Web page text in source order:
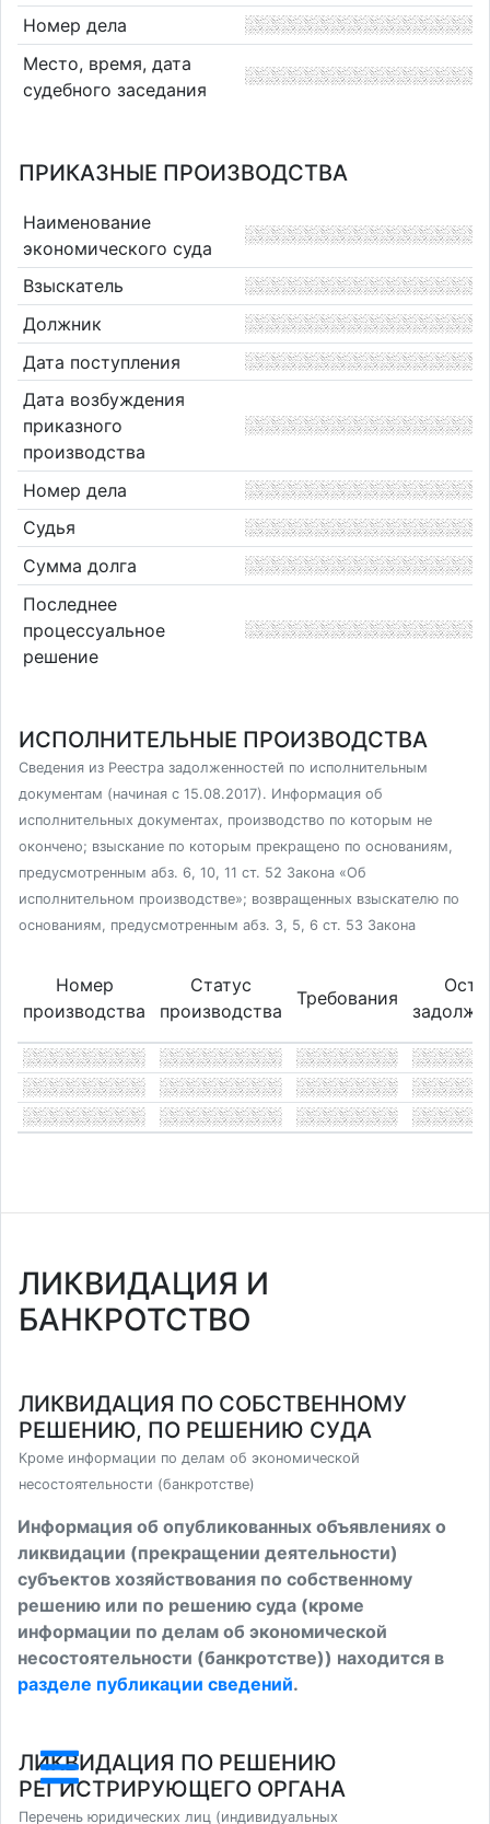
Номер дела
Место, время, дата
судебного заседания
ПРИКАЗНЫЕ ПРОИЗВОДСТВА
Наименование
экономического суда
Взыскатель
Должник
Дата поступления
Дата возбуждения
приказного
производства
Номер дела
Судья
Сумма долга
Последнее
процессуальное
решение
ИСПОЛНИТЕЛЬНЫЕ ПРОИЗВОДСТВА
Сведения из Реестра задолженностей по исполнительным
документам (начиная с 15.08.2017). Информация об
исполнительных документах, производство по которым не
окончено; взыскание по которым прекращено по основаниям,
предусмотренным абз. 6, 10, 11 ст. 52 Закона «Об
исполнительном производстве»; возвращенных взыскателю по
основаниям, предусмотренным абз. 3, 5, 6 ст. 53 Закона
Номер
производства
Статус
производства
Требования
ЛИКВИДАЦИЯ И
БАНКРОТСТВО
ЛИКВИДАЦИЯ ПО СОБСТВЕННОМУ
РЕШЕНИЮ, ПО РЕШЕНИЮ СУДА
Кроме информации по делам об экономической
несостоятельности (банкротстве)
Информация об опубликованных объявлениях о
ликвидации (прекращении деятельности)
субъектов хозяйствования по собственному
решению или по решению суда (кроме
информации по делам об экономической
несостоятельности (банкротстве)) находится в
разделе публикации сведений.
ЛИКВИДАЦИЯ ПО РЕШЕНИЮ
РЕГИСТРИРУЮЩЕГО ОРГАНА
Перечень юридических лиц (индивидуальных